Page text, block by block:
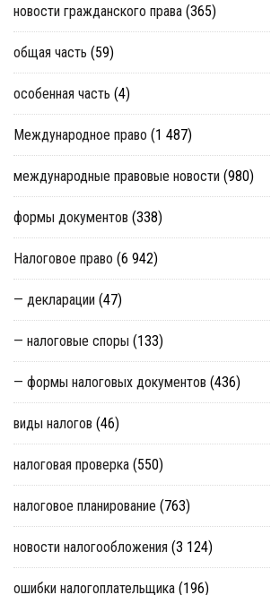
новости гражданского права (365)
общая часть (59)
особенная часть (4)
Международное право (1 487)
международные правовые новости (980)
формы документов (338)
Налоговое право (6 942)
— декларации (47)
— налоговые споры (133)
— формы налоговых документов (436)
виды налогов (46)
налоговая проверка (550)
налоговое планирование (763)
новости налогообложения (3 124)
ошибки налогоплательщика (196)